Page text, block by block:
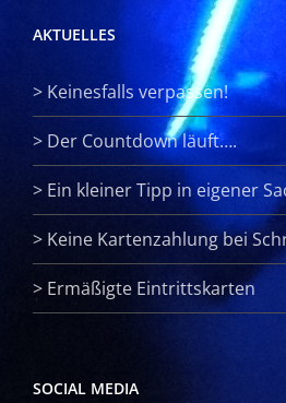
AKTUELLES
> Keinesfalls verpassen!
> Der Countdown läuft….
> Ein kleiner Tipp in eigener
> Keine Kartenzahlung bei
> Ermäßigte Eintrittskarten
SOCIAL MEDIA